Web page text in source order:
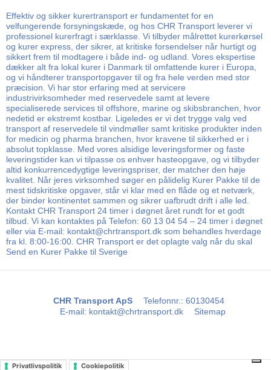
Effektiv og sikker kurertransport er fundamentet for en
velfungerende forsyningskæde, og hos CHR Transport leverer vi
professionel kurerfragt i særklasse. Vi tilbyder målrettet kurerkørsel
og kurer express, der sikrer, at kritiske forsendelser når hurtigt og
sikkert frem til modtagere i både ind- og udland. Vores ekspertise
dækker alt fra lokal kurer i Danmark til omfattende kurer i Europa,
og vi håndterer transportopgaver til og fra hele verden med stor
præcision. Vi har stor erfaring med at servicere
industrivirksomheder med reservedele samt at levere
specialiserede services til offshore, marine og skibsbranchen, hvor
nedetid er ekstremt kostbar. Ligeledes er vi det trygge valg ved
transport af reservedele til vindmøller samt kritiske produkter inden
for medicin og pharma branchen, hvor kravene til sikkerhed er i
absolut topklasse. Med vores alsidige leveringsformer og faste
leveringstider kan vi tilpasse os enhver hasteopgave, og vi tilbyder
altid konkurrencedygtige leveringspriser, der matcher den høje
kvalitet. Når jeres virksomhed søger en pålidelig Kurer Pakke til de
mest tidskritiske opgaver, står vi klar med en flåde og et netværk,
der binder kontinentet sammen og sikrer uafbrudt drift i alle led.
Kontakt CHR Transport 24 timer i døgnet året rundt for et godt
tilbud. Vi kan kontaktes på Telefon: 60 13 04 54 – 24 timer i døgnet
eller via E-mail: kontakt@chrtransport.dk som behandles hverdage
fra kl. 8:00-16:00. CHR Transport er det oplagte valg når du skal
Send en Kurer Pakke til Sverige
CHR Transport ApS Telefonnr.: 60130454
E-mail: kontakt@chrtransport.dk Sitemap
Privatlivspolitik Cookiepolitik